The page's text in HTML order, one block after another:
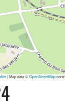
|Map data ©OpenStreetMap